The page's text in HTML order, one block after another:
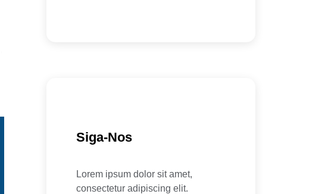
Siga-Nos
Lorem ipsum dolor sit amet,
consectetur adipiscing elit.